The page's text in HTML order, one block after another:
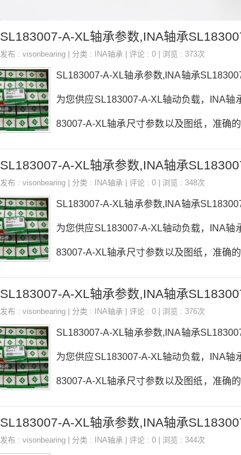
SL183007-A-XL轴承参数,INA轴承
发布 : visonbearing | 分类 : INA轴承 | 评论 : 0 | 浏览 : 373次
SL183007-A-XL轴承参数,INA轴承
为您供应SL183007-A-XL轴动负载，INA
83007-A-XL轴承尺寸参数以及图纸，准确
SL183007-A-XL轴承参数,INA轴承
发布 : visonbearing | 分类 : INA轴承 | 评论 : 0 | 浏览 : 348次
SL183007-A-XL轴承参数,INA轴承
为您供应SL183007-A-XL轴动负载，INA
83007-A-XL轴承尺寸参数以及图纸，准确
SL183007-A-XL轴承参数,INA轴承
发布 : visonbearing | 分类 : INA轴承 | 评论 : 0 | 浏览 : 376次
SL183007-A-XL轴承参数,INA轴承
为您供应SL183007-A-XL轴动负载，INA
83007-A-XL轴承尺寸参数以及图纸，准确
SL183007-A-XL轴承参数,INA轴承
发布 : visonbearing | 分类 : INA轴承 | 评论 : 0 | 浏览 : 344次